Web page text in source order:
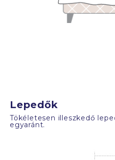
Lepedők
Tökéletesen illeszkedő
egyaránt.